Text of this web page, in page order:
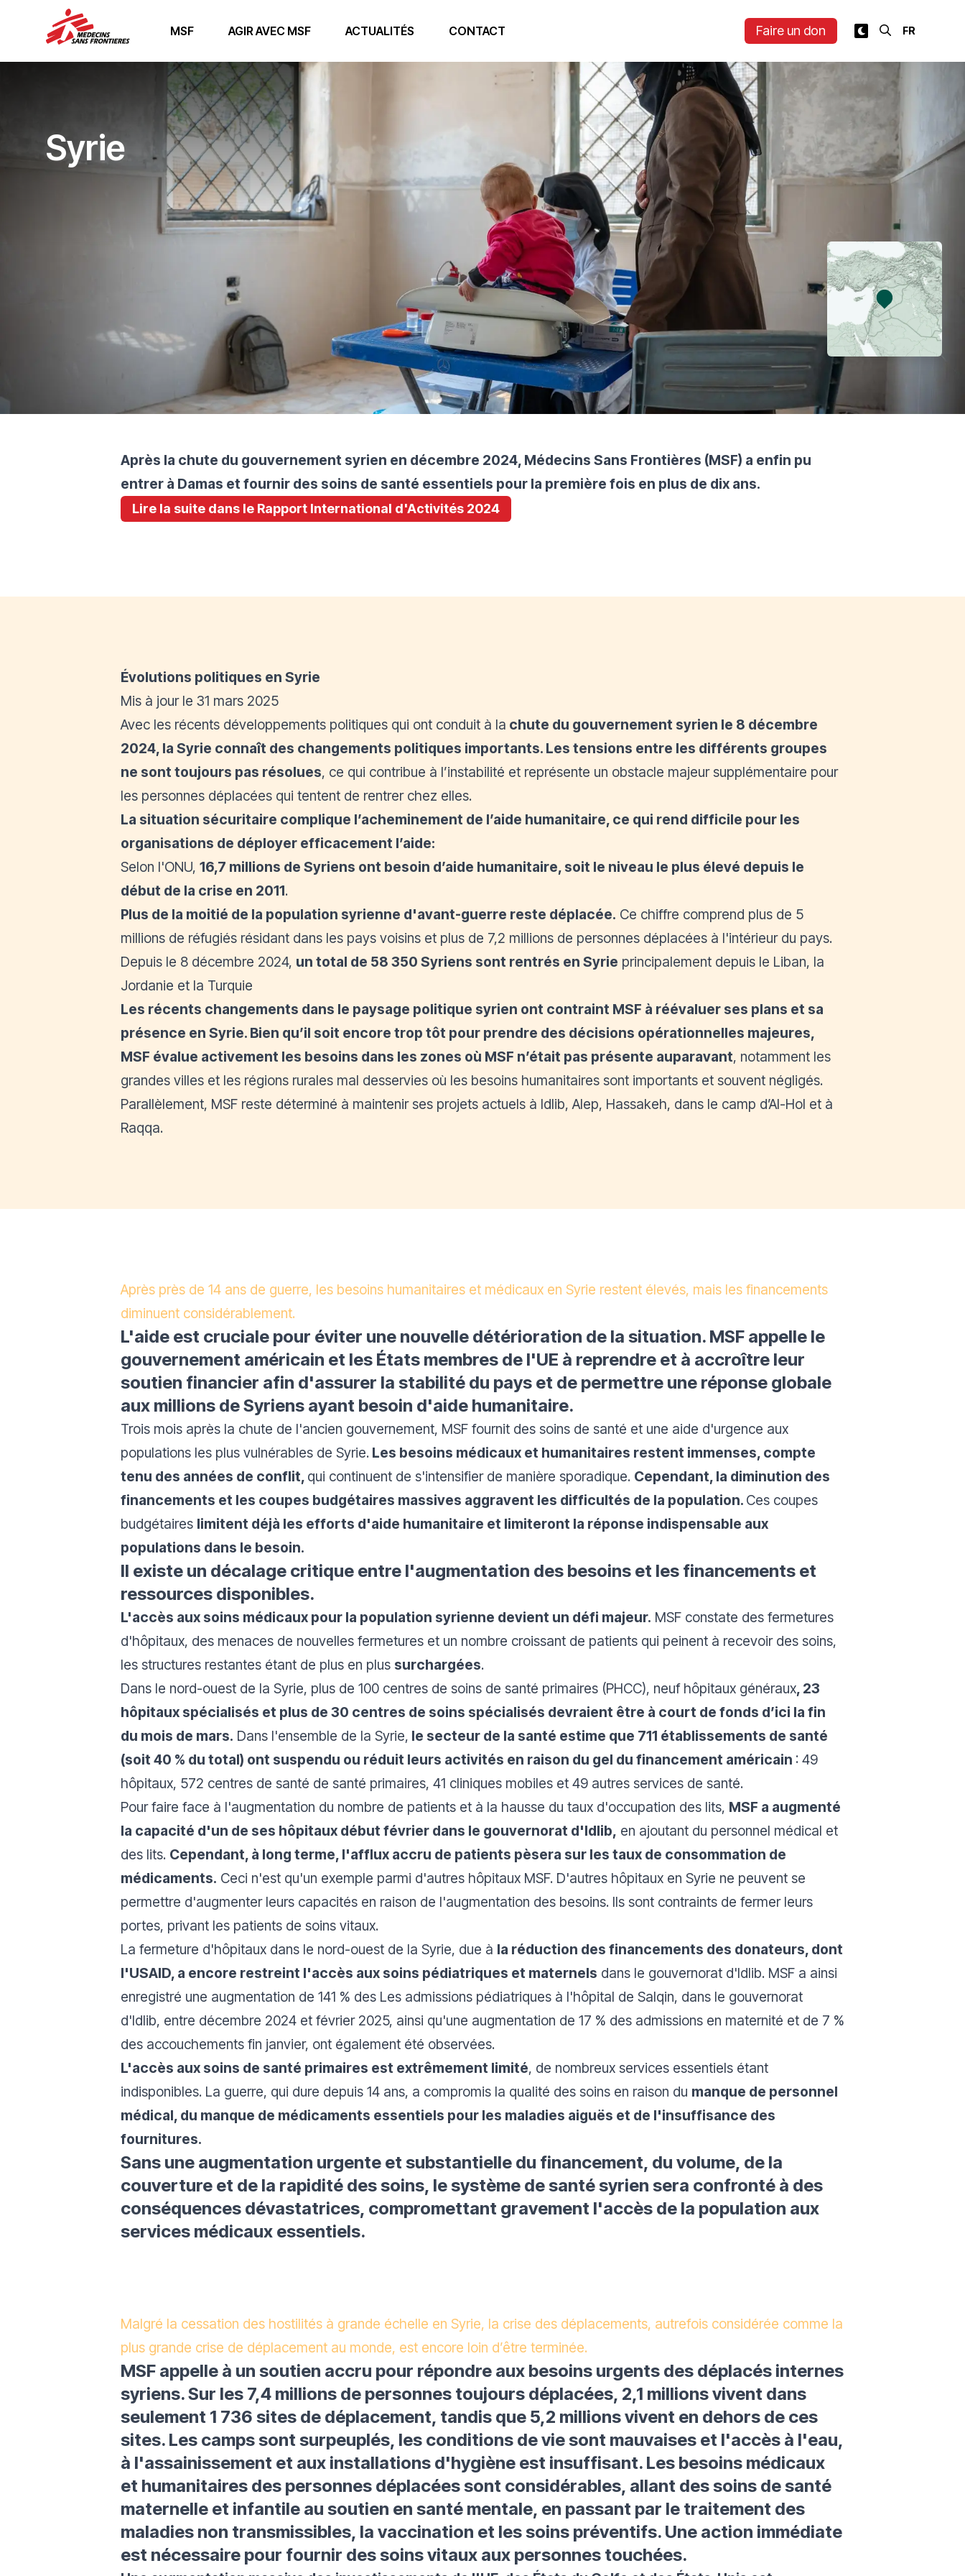
MSF AGIR AVEC MSF ACTUALITÉS CONTACT Faire un don
Syrie
Après la chute du gouvernement syrien en décembre 2024, Médecins Sans Frontières (MSF) a enfin pu
entrer à Damas et fournir des soins de santé essentiels pour la première fois en plus de dix ans.
Lire la suite dans le Rapport International d'Activités 2024
Évolutions politiques en Syrie
Mis à jour le 31 mars 2025
Avec les récents développements politiques qui ont conduit à la chute du gouvernement syrien le 8 décembre
2024, la Syrie connaît des changements politiques importants. Les tensions entre les différents groupes
ne sont toujours pas résolues, ce qui contribue à l’instabilité et représente un obstacle majeur supplémentaire pour
les personnes déplacées qui tentent de rentrer chez elles.
La situation sécuritaire complique l’acheminement de l’aide humanitaire, ce qui rend difficile pour les
organisations de déployer efficacement l’aide:
Selon l'ONU, 16,7 millions de Syriens ont besoin d’aide humanitaire, soit le niveau le plus élevé depuis le
début de la crise en 2011.
Plus de la moitié de la population syrienne d'avant-guerre reste déplacée. Ce chiffre comprend plus de 5
millions de réfugiés résidant dans les pays voisins et plus de 7,2 millions de personnes déplacées à l'intérieur du pays.
Depuis le 8 décembre 2024, un total de 58 350 Syriens sont rentrés en Syrie principalement depuis le Liban, la
Jordanie et la Turquie
Les récents changements dans le paysage politique syrien ont contraint MSF à réévaluer ses plans et sa
présence en Syrie. Bien qu’il soit encore trop tôt pour prendre des décisions opérationnelles majeures,
MSF évalue activement les besoins dans les zones où MSF n’était pas présente auparavant, notamment les
grandes villes et les régions rurales mal desservies où les besoins humanitaires sont importants et souvent négligés.
Parallèlement, MSF reste déterminé à maintenir ses projets actuels à Idlib, Alep, Hassakeh, dans le camp d’Al-Hol et à
Raqqa.
Après près de 14 ans de guerre, les besoins humanitaires et médicaux en Syrie restent élevés, mais les financements
diminuent considérablement.
L'aide est cruciale pour éviter une nouvelle détérioration de la situation. MSF appelle le
gouvernement américain et les États membres de l'UE à reprendre et à accroître leur
soutien financier afin d'assurer la stabilité du pays et de permettre une réponse globale
aux millions de Syriens ayant besoin d'aide humanitaire.
Trois mois après la chute de l'ancien gouvernement, MSF fournit des soins de santé et une aide d'urgence aux
populations les plus vulnérables de Syrie. Les besoins médicaux et humanitaires restent immenses, compte
tenu des années de conflit, qui continuent de s'intensifier de manière sporadique. Cependant, la diminution des
financements et les coupes budgétaires massives aggravent les difficultés de la population. Ces coupes
budgétaires limitent déjà les efforts d'aide humanitaire et limiteront la réponse indispensable aux
populations dans le besoin.
Il existe un décalage critique entre l'augmentation des besoins et les financements et
ressources disponibles.
L'accès aux soins médicaux pour la population syrienne devient un défi majeur. MSF constate des fermetures
d'hôpitaux, des menaces de nouvelles fermetures et un nombre croissant de patients qui peinent à recevoir des soins,
les structures restantes étant de plus en plus surchargées.
Dans le nord-ouest de la Syrie, plus de 100 centres de soins de santé primaires (PHCC), neuf hôpitaux généraux, 23
hôpitaux spécialisés et plus de 30 centres de soins spécialisés devraient être à court de fonds d’ici la fin
du mois de mars. Dans l'ensemble de la Syrie, le secteur de la santé estime que 711 établissements de santé
(soit 40 % du total) ont suspendu ou réduit leurs activités en raison du gel du financement américain : 49
hôpitaux, 572 centres de santé de santé primaires, 41 cliniques mobiles et 49 autres services de santé.
Pour faire face à l'augmentation du nombre de patients et à la hausse du taux d'occupation des lits, MSF a augmenté
la capacité d'un de ses hôpitaux début février dans le gouvernorat d'Idlib, en ajoutant du personnel médical et
des lits. Cependant, à long terme, l'afflux accru de patients pèsera sur les taux de consommation de
médicaments. Ceci n'est qu'un exemple parmi d'autres hôpitaux MSF. D'autres hôpitaux en Syrie ne peuvent se
permettre d'augmenter leurs capacités en raison de l'augmentation des besoins. Ils sont contraints de fermer leurs
portes, privant les patients de soins vitaux.
La fermeture d'hôpitaux dans le nord-ouest de la Syrie, due à la réduction des financements des donateurs, dont
l'USAID, a encore restreint l'accès aux soins pédiatriques et maternels dans le gouvernorat d'Idlib. MSF a ainsi
enregistré une augmentation de 141 % des Les admissions pédiatriques à l'hôpital de Salqin, dans le gouvernorat
d'Idlib, entre décembre 2024 et février 2025, ainsi qu'une augmentation de 17 % des admissions en maternité et de 7 %
des accouchements fin janvier, ont également été observées.
L'accès aux soins de santé primaires est extrêmement limité, de nombreux services essentiels étant
indisponibles. La guerre, qui dure depuis 14 ans, a compromis la qualité des soins en raison du manque de personnel
médical, du manque de médicaments essentiels pour les maladies aiguës et de l'insuffisance des
fournitures.
Sans une augmentation urgente et substantielle du financement, du volume, de la
couverture et de la rapidité des soins, le système de santé syrien sera confronté à des
conséquences dévastatrices, compromettant gravement l'accès de la population aux
services médicaux essentiels.
Malgré la cessation des hostilités à grande échelle en Syrie, la crise des déplacements, autrefois considérée comme la
plus grande crise de déplacement au monde, est encore loin d’être terminée.
MSF appelle à un soutien accru pour répondre aux besoins urgents des déplacés internes
syriens. Sur les 7,4 millions de personnes toujours déplacées, 2,1 millions vivent dans
seulement 1 736 sites de déplacement, tandis que 5,2 millions vivent en dehors de ces
sites. Les camps sont surpeuplés, les conditions de vie sont mauvaises et l'accès à l'eau,
à l'assainissement et aux installations d'hygiène est insuffisant. Les besoins médicaux
et humanitaires des personnes déplacées sont considérables, allant des soins de santé
maternelle et infantile au soutien en santé mentale, en passant par le traitement des
maladies non transmissibles, la vaccination et les soins préventifs. Une action immédiate
est nécessaire pour fournir des soins vitaux aux personnes touchées.